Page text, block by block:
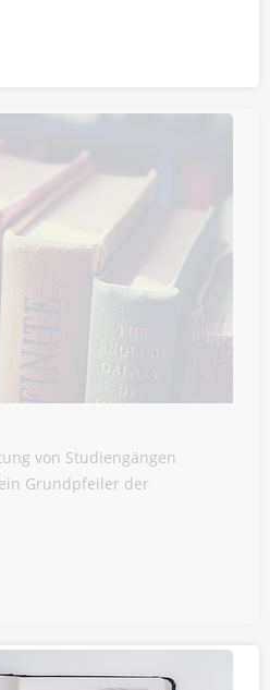
von Studiengängen
Grundpfeiler der